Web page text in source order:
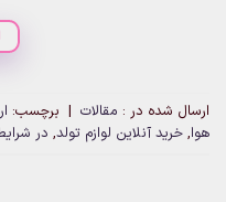
ارسال شده در : مقالات | برچسب:
هوا, خرید آنلاین لوازم تولد, در